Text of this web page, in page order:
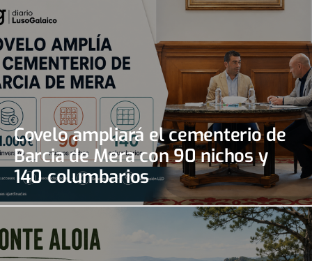
Covelo ampliará el cementerio de
Barcia de Mera con 90 nichos y
140 columbarios